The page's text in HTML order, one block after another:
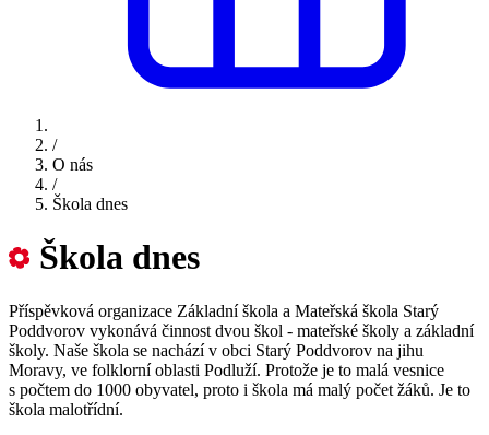
/
O nás
/
Škola dnes
Škola dnes
Příspěvková organizace Základní škola a Mateřská škola Starý
Poddvorov vykonává činnost dvou škol - mateřské školy a základní
školy. Naše škola se nachází v obci Starý Poddvorov na jihu
Moravy, ve folklorní oblasti Podluží. Protože je to malá vesnice
s počtem do 1000 obyvatel, proto i škola má malý počet žáků. Je to
škola malotřídní.